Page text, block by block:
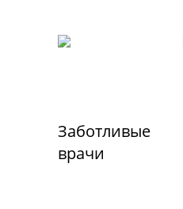
Заботливые
врачи